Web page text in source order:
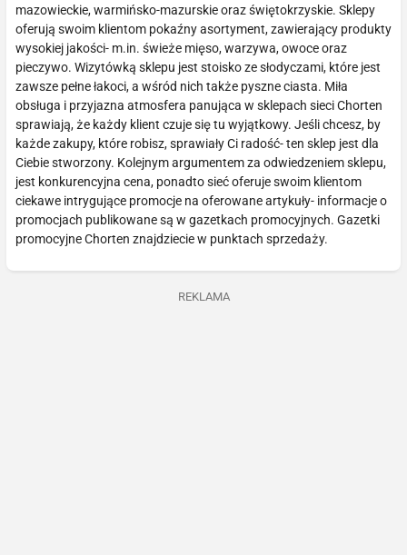
mazowieckie, warmińsko-mazurskie oraz świętokrzyskie. Sklepy
oferują swoim klientom pokaźny asortyment, zawierający produkty
wysokiej jakości- m.in. świeże mięso, warzywa, owoce oraz
pieczywo. Wizytówką sklepu jest stoisko ze słodyczami, które jest
zawsze pełne łakoci, a wśród nich także pyszne ciasta. Miła
obsługa i przyjazna atmosfera panująca w sklepach sieci Chorten
sprawiają, że każdy klient czuje się tu wyjątkowy. Jeśli chcesz, by
każde zakupy, które robisz, sprawiały Ci radość- ten sklep jest dla
Ciebie stworzony. Kolejnym argumentem za odwiedzeniem sklepu,
jest konkurencyjna cena, ponadto sieć oferuje swoim klientom
ciekawe intrygujące promocje na oferowane artykuły- informacje o
promocjach publikowane są w gazetkach promocyjnych. Gazetki
promocyjne Chorten znajdziecie w punktach sprzedaży.
REKLAMA